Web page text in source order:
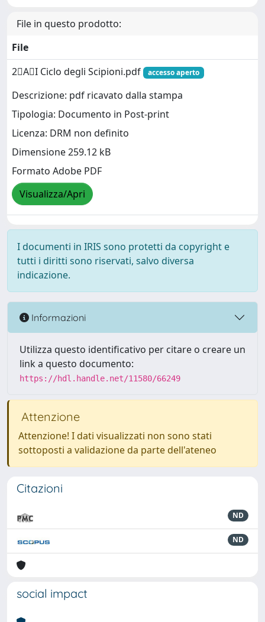
File in questo prodotto:
File
2AI Ciclo degli Scipioni.pdf
accesso aperto
Descrizione: pdf ricavato dalla stampa
Tipologia: Documento in Post-print
Licenza: DRM non definito
Dimensione 259.12 kB
Formato Adobe PDF
Visualizza/Apri
I documenti in IRIS sono protetti da copyright e
tutti i diritti sono riservati, salvo diversa
indicazione.
Informazioni
Utilizza questo identificativo per citare o creare un
link a questo documento:
https://hdl.handle.net/11580/66249
Attenzione
Attenzione! I dati visualizzati non sono stati
sottoposti a validazione da parte dell'ateneo
Citazioni
ND
ND
social impact